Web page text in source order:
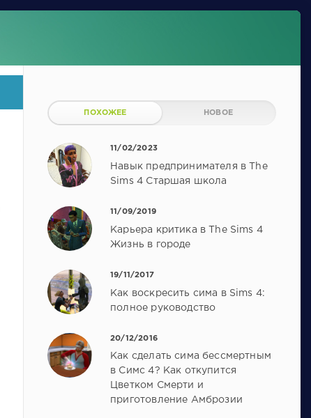
ПОХОЖЕЕ НОВОЕ
11/02/2023
Навык предпринимателя в The
Sims 4 Старшая школа
11/09/2019
Карьера критика в The Sims 4
Жизнь в городе
19/11/2017
Как воскресить сима в Sims 4:
полное руководство
20/12/2016
Как сделать сима бессмертным
в Симс 4? Как откупится
Цветком Смерти и
приготовление Амброзии